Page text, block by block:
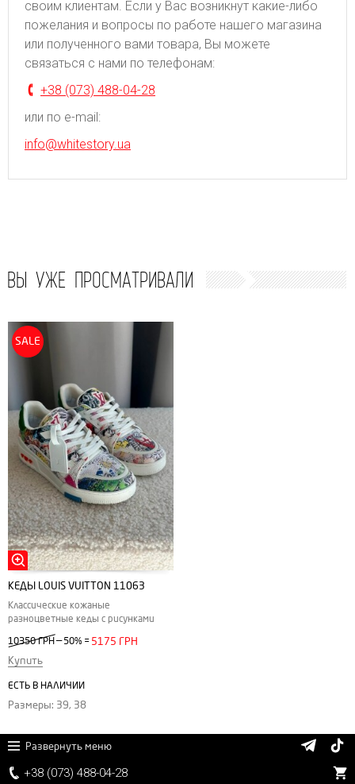
+38 (073) 488-04-28
своим клиентам. Если у Вас возникнут какие-либо
пожелания и вопросы по работе нашего магазина
или полученного вами товара, Вы можете
связаться с нами по телефонам:
+38 (073) 488-04-28
или по e-mail:
info@whitestory.ua
ВЫ УЖЕ ПРОСМАТРИВАЛИ
SALE
КЕДЫ LOUIS VUITTON 11063
Классические кожаные
разноцветные кеды с рисунками
10350 ГРН— 50% = 5175 ГРН
Купить
ЕСТЬ В НАЛИЧИИ
Размеры: 39, 38
Развернуть меню